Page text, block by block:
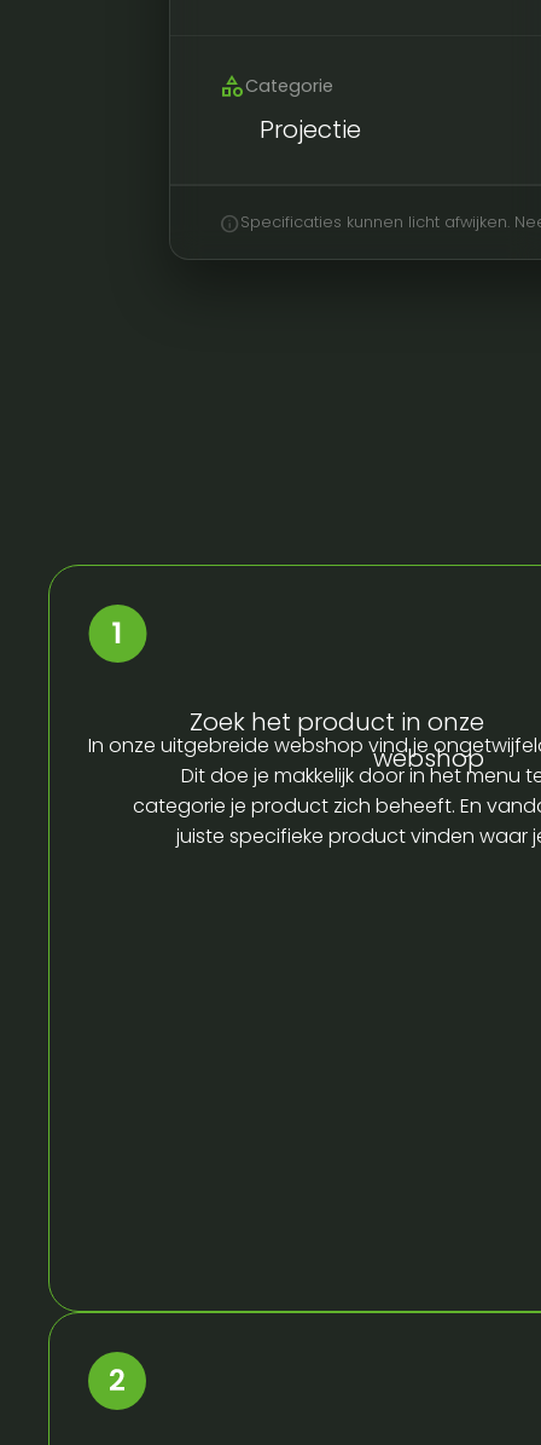
categoryCategorie
Projectie
infoSpecificaties kunnen licht afwijken.
Zoek het product in onze
webshop
In onze uitgebreide webshop vind je
Dit doe je makkelijk door in het menu
categorie je product zich beheeft. En
juiste specifieke product vinden waar